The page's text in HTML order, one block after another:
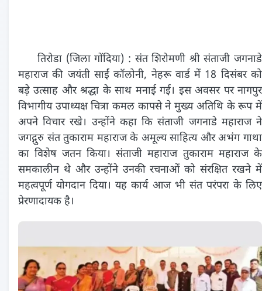
तिरोडा (जिला गोंदिया) : संत शिरोमणी श्री संताजी जगनाडे
महाराज की जयंती साईं कॉलोनी, नेहरू वार्ड में 18 दिसंबर को
बड़े उत्साह और श्रद्धा के साथ मनाई गई। इस अवसर पर नागपुर
विभागीय उपाध्यक्ष चित्रा कमल कापसे ने मुख्य अतिथि के रूप में
अपने विचार रखे। उन्होंने कहा कि संताजी जगनाडे महाराज ने
जगद्गुरु संत तुकाराम महाराज के अमूल्य साहित्य और अभंग गाथा
का विशेष जतन किया। संताजी महाराज तुकाराम महाराज के
समकालीन थे और उन्होंने उनकी रचनाओं को संरक्षित रखने में
महत्वपूर्ण योगदान दिया। यह कार्य आज भी संत परंपरा के लिए
प्रेरणादायक है।